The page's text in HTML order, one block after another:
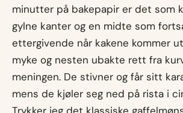
minutter på bakepapir er det som
gylne kanter og en midte som
ettergivende når kakene kommer
myke og nesten ubakte rett fra
meningen. De stivner og får sitt
mens de kjøler seg ned på rista i